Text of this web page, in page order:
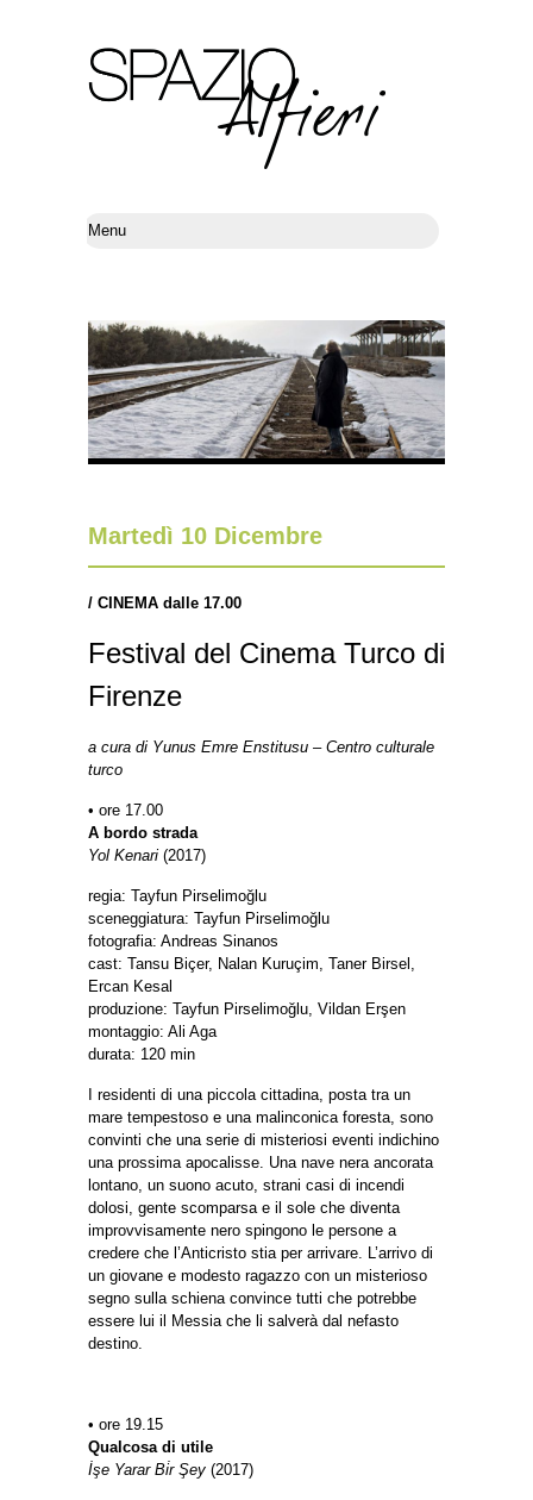
Martedì 10 Dicembre
/ CINEMA dalle 17.00
Festival del Cinema Turco di
Firenze
a cura di Yunus Emre Enstitusu – Centro culturale
turco
• ore 17.00
A bordo strada
Yol Kenari (2017)
regia: Tayfun Pirselimoğlu
sceneggiatura: Tayfun Pirselimoğlu
fotografia: Andreas Sinanos
cast: Tansu Biçer, Nalan Kuruçim, Taner Birsel,
Ercan Kesal
produzione: Tayfun Pirselimoğlu, Vildan Erşen
montaggio: Ali Aga
durata: 120 min
I residenti di una piccola cittadina, posta tra un
mare tempestoso e una malinconica foresta, sono
convinti che una serie di misteriosi eventi indichino
una prossima apocalisse. Una nave nera ancorata
lontano, un suono acuto, strani casi di incendi
dolosi, gente scomparsa e il sole che diventa
improvvisamente nero spingono le persone a
credere che l’Anticristo stia per arrivare. L’arrivo di
un giovane e modesto ragazzo con un misterioso
segno sulla schiena convince tutti che potrebbe
essere lui il Messia che li salverà dal nefasto
destino.
• ore 19.15
Qualcosa di utile
İşe Yarar Bi̇r Şey (2017)